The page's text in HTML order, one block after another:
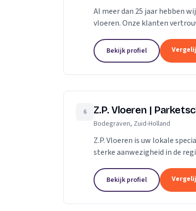
Al meer dan 25 jaar hebben
vloeren. Onze klanten
Bekijk profiel
6 Z.P. Vloeren |
Bodegraven, Zuid-Holland
Z.P. Vloeren is uw lokale
sterke aanwezigheid in de
Bekijk profiel